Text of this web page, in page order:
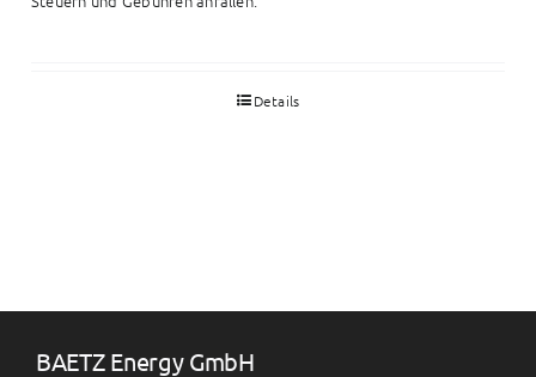
Details
BAETZ Energy GmbH